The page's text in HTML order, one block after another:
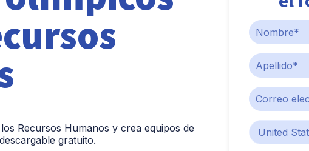
Recursos Humanos y crea equipos de
gratuito.